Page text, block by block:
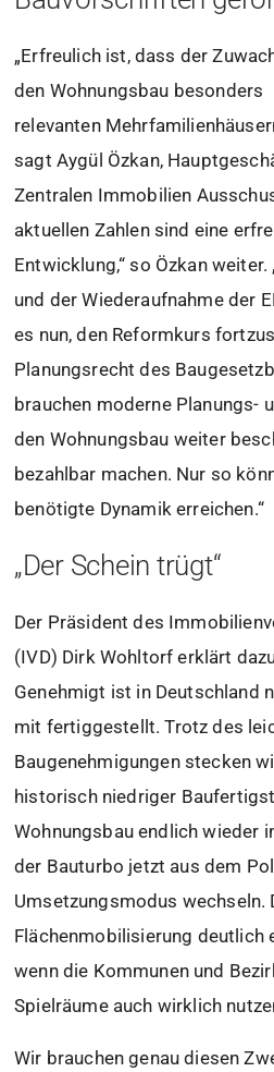
„Erfreulich ist, dass der
den Wohnungsbau besonders
relevanten
sagt Aygül Özkan,
Zentralen Immobilien
aktuellen Zahlen sind eine
Entwicklung,“ so Özkan weiter.
und der Wiederaufnahme der
es nun, den Reformkurs
Planungsrecht des
brauchen moderne Planungs-
den Wohnungsbau weiter
bezahlbar machen. Nur so
benötigte Dynamik erreichen.“
„Der Schein trügt“
Der Präsident des
(IVD) Dirk Wohltorf erklärt
Genehmigt ist in Deutschland
mit fertiggestellt. Trotz des
Baugenehmigungen stecken
historisch niedriger
Wohnungsbau endlich wieder
der Bauturbo jetzt aus dem
Umsetzungsmodus wechseln.
Flächenmobilisierung deutlich
wenn die Kommunen und
Spielräume auch wirklich
Wir brauchen genau diesen